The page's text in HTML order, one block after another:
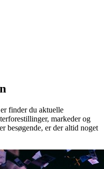
finder du aktuelle
markeder og
besøgende, er der altid noget